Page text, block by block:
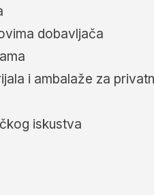
dobavljača
i ambalaže za
iskustva